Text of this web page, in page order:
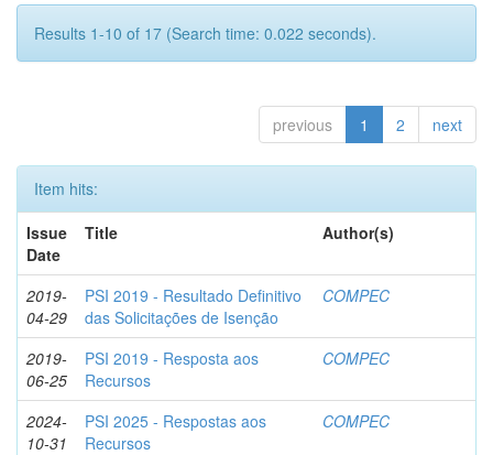
Results 1-10 of 17 (Search time: 0.022 seconds).
previous 1 2 next
Item hits:
Issue
Date
Title Author(s)
2019-
04-29
PSI 2019 - Resultado Definitivo
das Solicitações de Isenção
COMPEC
2019-
06-25
PSI 2019 - Resposta aos
Recursos
COMPEC
2024-
10-31
PSI 2025 - Respostas aos
Recursos
COMPEC